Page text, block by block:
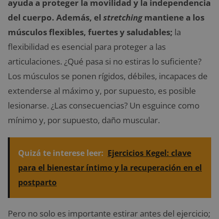
ayuda a proteger la movilidad y la independencia
del cuerpo. Además, el stretchingmantiene a los
músculos flexibles, fuertes y saludables; la
flexibilidad es esencial para proteger a las
articulaciones. ¿Qué pasa si no estiras lo suficiente?
Los músculos se ponen rígidos, débiles, incapaces de
extenderse al máximo y, por supuesto, es posible
lesionarse. ¿Las consecuencias? Un esguince como
mínimo y, por supuesto, daño muscular.
Quizá te interese leer: Ejercicios Kegel: clave
para el bienestar íntimo y la recuperación en el
postparto
Pero no solo es importante estirar antes del ejercicio;